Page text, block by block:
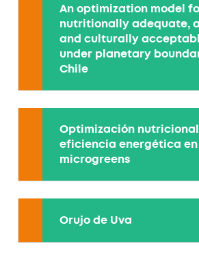
An optimization model
nutritionally adequate, affordable
and culturally
under planetary
Chile
Optimización
eficiencia energética en
microgreens
Orujo de Uva